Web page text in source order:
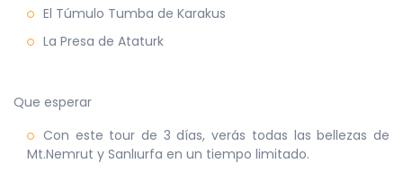
El Túmulo Tumba de Karakus
La Presa de Ataturk
Que esperar
Con este tour de 3 días, verás todas las bellezas de
Mt.Nemrut y Sanlıurfa en un tiempo limitado.